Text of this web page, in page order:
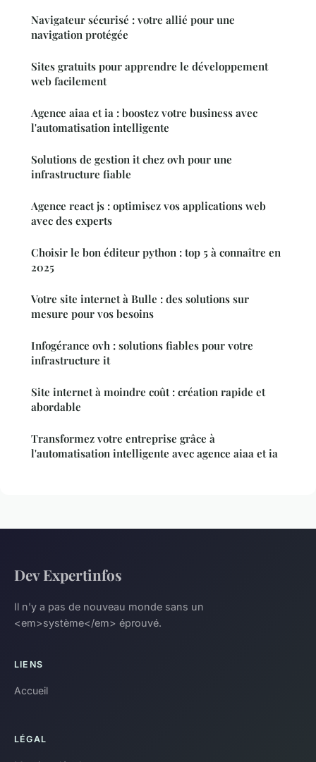
Navigateur sécurisé : votre allié pour une
navigation protégée
Sites gratuits pour apprendre le développement
web facilement
Agence aiaa et ia : boostez votre business avec
l'automatisation intelligente
Solutions de gestion it chez ovh pour une
infrastructure fiable
Agence react js : optimisez vos applications web
avec des experts
Choisir le bon éditeur python : top 5 à connaître en
2025
Votre site internet à Bulle : des solutions sur
mesure pour vos besoins
Infogérance ovh : solutions fiables pour votre
infrastructure it
Site internet à moindre coût : création rapide et
abordable
Transformez votre entreprise grâce à
l'automatisation intelligente avec agence aiaa et ia
Dev Expertinfos
Il n'y a pas de nouveau monde sans un
<em>système</em> éprouvé.
LIENS
Accueil
LÉGAL